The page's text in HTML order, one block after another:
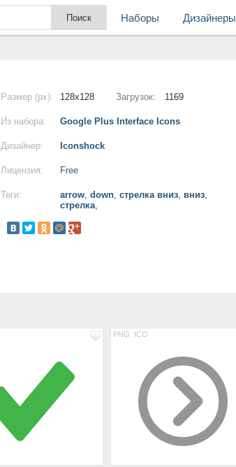
Наборы Дизайнеры
Размер (px): 128x128 Загрузок: 1169
Из набора: Google Plus Interface Icons
Дизайнер: Iconshock
Лицензия: Free
Теги: arrow, down, стрелка вниз, вниз,
стрелка,
PNG ICO